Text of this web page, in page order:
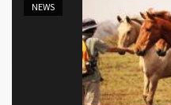
NEWS